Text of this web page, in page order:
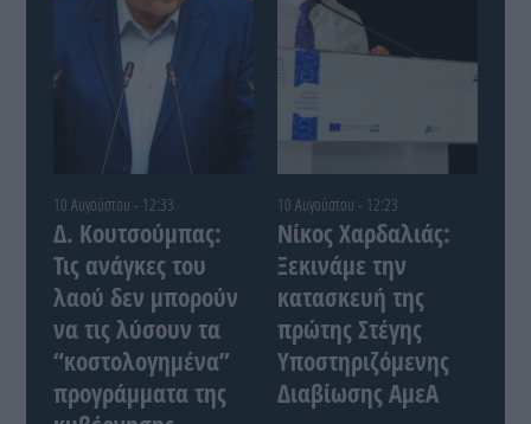
10 Αυγούστου - 12:33
Δ. Κουτσούμπας:
Τις ανάγκες του
λαού δεν μπορούν
να τις λύσουν τα
“κοστολογημένα”
προγράμματα της
10 Αυγούστου - 12:23
Νίκος Χαρδαλιάς:
Ξεκινάμε την
κατασκευή της
πρώτης Στέγης
Υποστηριζόμενης
Διαβίωσης ΑμεΑ